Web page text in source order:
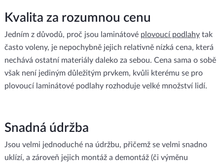
Kvalita za rozumnou cenu
Jedním z důvodů, proč jsou laminátové plovoucí podlahytak
často voleny, je nepochybně jejich relativně nízká cena, která
nechává ostatní materiály daleko za sebou. Cena sama o sobě
však není jediným důležitým prvkem, kvůli kterému se pro
plovoucí laminátové podlahy rozhoduje velké množství lidí.
Snadná údržba
Jsou velmi jednoduché na údržbu, přičemž se velmi snadno
uklízí, a zároveň jejich montáž a demontáž (či výměnu